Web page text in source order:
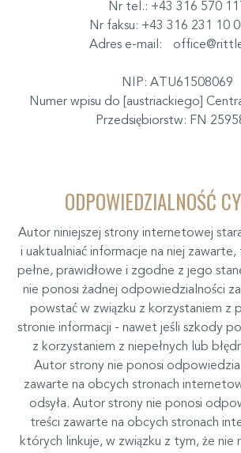
Nr tel.: +43 316 570
Nr faksu: +43 316 231 10
Adres e-mail:
NIP: ATU61508069
Numer wpisu do [austriackiego]
Przedsiębiorstw: FN
ODPOWIEDZIALNOŚĆ
Autor niniejszej strony internetowej
i uaktualniać informacje na niej
pełne, prawidłowe i zgodne z jego
nie ponosi żadnej odpowiedzialności
powstać w związku z korzystaniem z
stronie informacji - nawet jeśli szkody
z korzystaniem z niepełnych lub
Autor strony nie ponosi
zawarte na obcych stronach
odsyła. Autor strony nie ponosi
treści zawarte na obcych stronach
których linkuje, w związku z tym, że nie